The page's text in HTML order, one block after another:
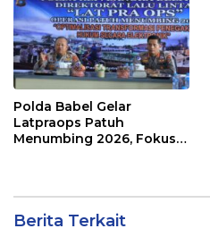
Polda Babel Gelar
Latpraops Patuh
Menumbing 2026, Fokus
Berita Terkait